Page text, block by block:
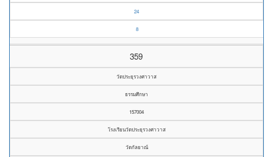
24
8
359
วัดประยุรวงศาวาส
ธรรมศึกษา
157004
โรงเรียนวัดประยุรวงศาวาส
วัดกัลยาณ์